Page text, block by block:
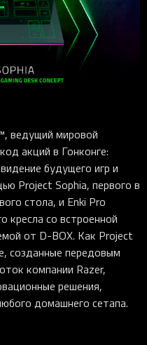
ведущий мировой
акций в Гонконге:
будущего игр и
Project Sophia, первого в
стола, и Enki Pro
кресла со встроенной
от D-BOX. Как Project
созданные передовым
компании Razer,
решения,
домашнего сетапа.